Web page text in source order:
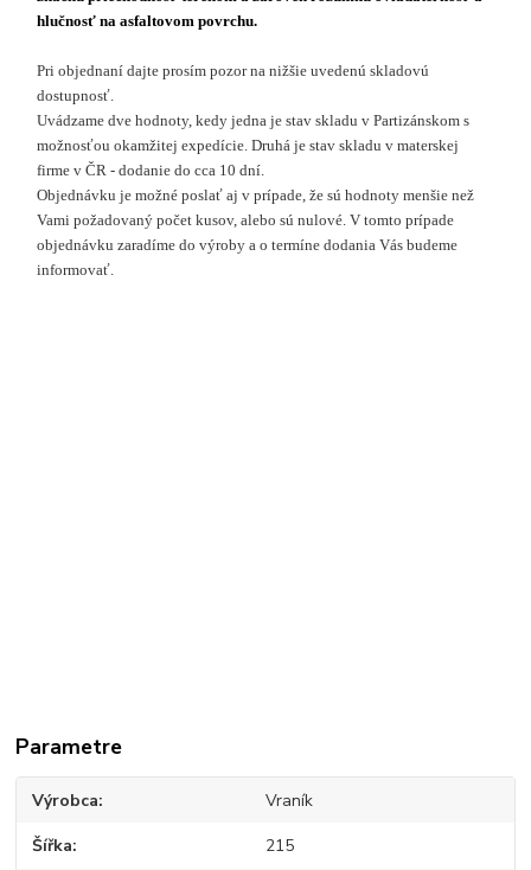
hlučnosť na asfaltovom povrchu.
Pri objednaní dajte prosím pozor na nižšie uvedenú skladovú
dostupnosť.
Uvádzame dve hodnoty, kedy jedna je stav skladu v Partizánskom s
možnosťou okamžitej expedície. Druhá je stav skladu v materskej
firme v ČR - dodanie do cca 10 dní.
Objednávku je možné poslať aj v prípade, že sú hodnoty menšie než
Vami požadovaný počet kusov, alebo sú nulové. V tomto prípade
objednávku zaradíme do výroby a o termíne dodania Vás budeme
informovať.
Parametre
Výrobca Vraník
Šířka 215